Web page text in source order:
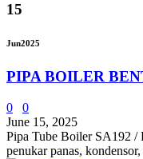
15
Jun2025
PIPA BOILER
0
0
June 15, 2025
Pipa Tube Boiler SA192 /
penukar panas,